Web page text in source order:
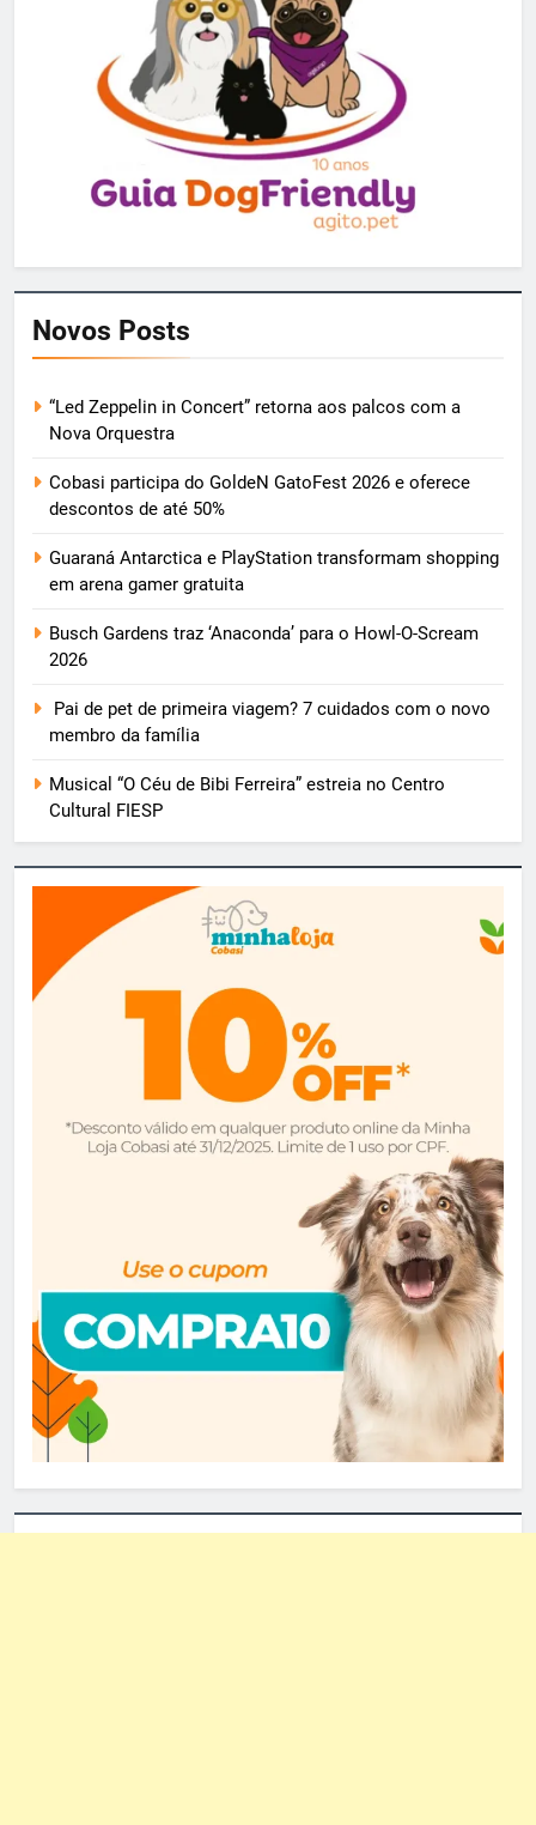
Novos Posts
“Led Zeppelin in Concert” retorna aos palcos com a
Nova Orquestra
Cobasi participa do GoldeN GatoFest 2026 e oferece
descontos de até 50%
Guaraná Antarctica e PlayStation transformam shopping
em arena gamer gratuita
Busch Gardens traz ‘Anaconda’ para o Howl-O-Scream
2026
Pai de pet de primeira viagem? 7 cuidados com o novo
membro da família
Musical “O Céu de Bibi Ferreira” estreia no Centro
Cultural FIESP